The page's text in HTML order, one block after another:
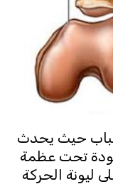
حيث يحدث
تحت عظمة
ليونة الحركة